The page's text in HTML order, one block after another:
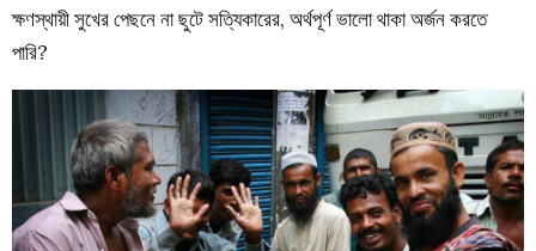
ক্ষণস্থায়ী সুখের পেছনে না ছুটে সত্যিকারের, অর্থপূর্ণ ভালো থাকা অর্জন করতে
পারি?